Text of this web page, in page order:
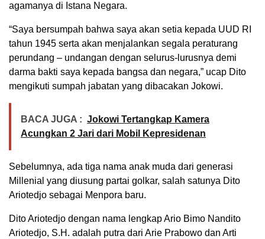
agamanya di Istana Negara.
“Saya bersumpah bahwa saya akan setia kepada UUD RI
tahun 1945 serta akan menjalankan segala peraturang
perundang – undangan dengan selurus-lurusnya demi
darma bakti saya kepada bangsa dan negara,” ucap Dito
mengikuti sumpah jabatan yang dibacakan Jokowi.
BACA JUGA : Jokowi Tertangkap Kamera
Acungkan 2 Jari dari Mobil Kepresidenan
Sebelumnya, ada tiga nama anak muda dari generasi
Millenial yang diusung partai golkar, salah satunya Dito
Ariotedjo sebagai Menpora baru.
Dito Ariotedjo dengan nama lengkap Ario Bimo Nandito
Ariotedjo, S.H. adalah putra dari Arie Prabowo dan Arti